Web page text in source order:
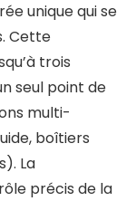
unique qui se
Cette
trois
seul point de
multi-
boîtiers
La
précis de la